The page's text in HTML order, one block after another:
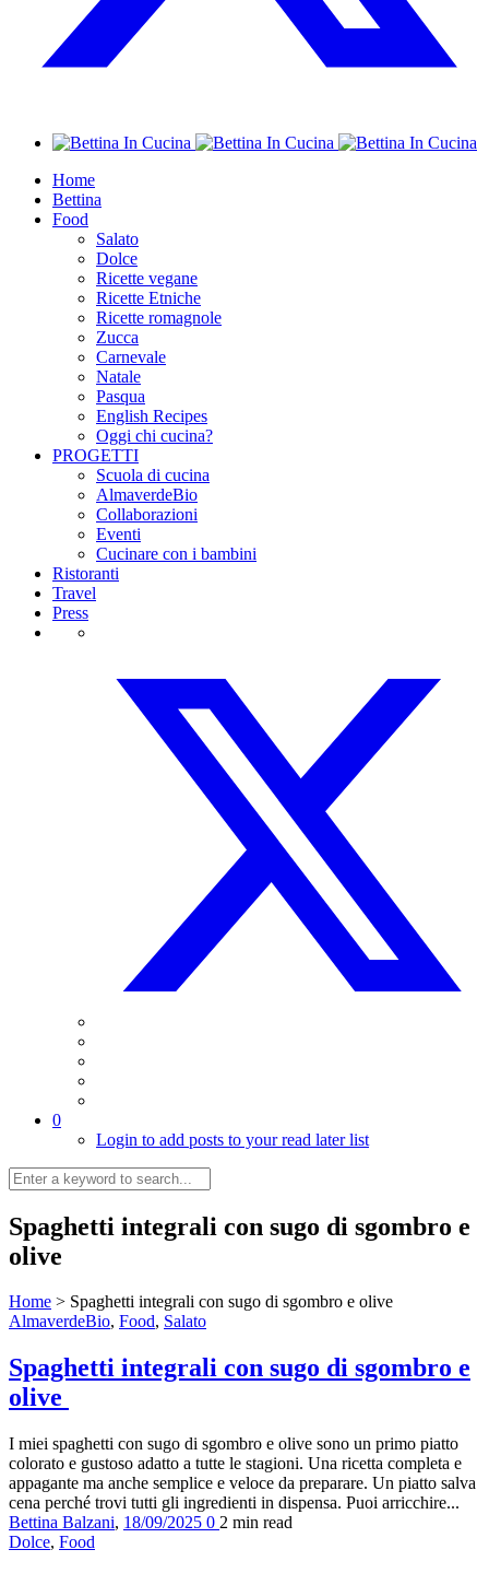
Home
Bettina
Food
Salato
Dolce
Ricette vegane
Ricette Etniche
Ricette romagnole
Zucca
Carnevale
Natale
Pasqua
English Recipes
Oggi chi cucina?
PROGETTI
Scuola di cucina
AlmaverdeBio
Collaborazioni
Eventi
Cucinare con i bambini
Ristoranti
Travel
Press
0
Login to add posts to your read later list
Spaghetti integrali con sugo di sgombro e
olive
Home > Spaghetti integrali con sugo di sgombro e olive
AlmaverdeBio, Food, Salato
Spaghetti integrali con sugo di sgombro e
olive
I miei spaghetti con sugo di sgombro e olive sono un primo piatto
colorato e gustoso adatto a tutte le stagioni. Una ricetta completa e
appagante ma anche semplice e veloce da preparare. Un piatto salva
cena perché trovi tutti gli ingredienti in dispensa. Puoi arricchire...
Bettina Balzani, 18/09/2025 0 2 min read
Dolce, Food